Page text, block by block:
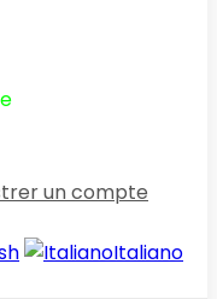
un compte
Italiano